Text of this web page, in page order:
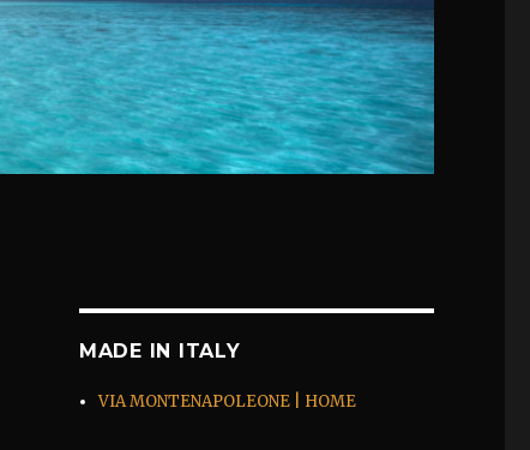
MADE IN ITALY
VIA MONTENAPOLEONE | HOME